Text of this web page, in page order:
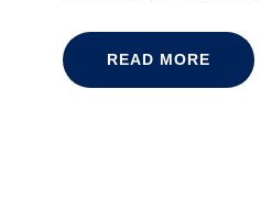
READ MORE